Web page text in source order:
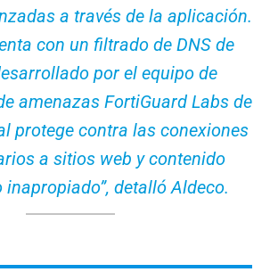
a través de la aplicación.
con un filtrado de DNS de
por el equipo de
amenazas FortiGuard Labs de
protege contra las conexiones
a sitios web y contenido
detalló Aldeco.